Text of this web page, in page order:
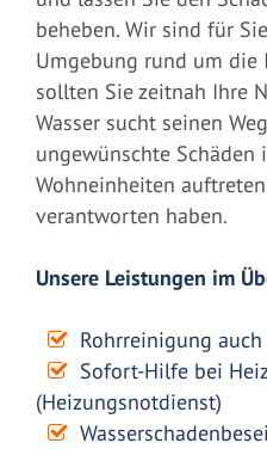
beheben. Wir sind für
Umgebung rund um die
sollten Sie zeitnah Ihre
Wasser sucht seinen
ungewünschte Schäden
Wohneinheiten
verantworten haben.
Unsere Leistungen im
Rohrreinigung
Sofort-Hilfe bei
(Heizungsnotdienst)